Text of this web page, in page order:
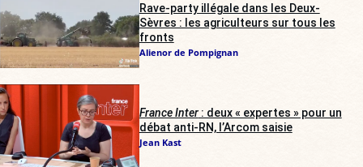
Rave-party illégale dans les Deux-
Sèvres : les agriculteurs sur tous les
fronts
Alienor de Pompignan
France Inter: deux « expertes » pour un
débat anti-RN, l’Arcom saisie
Jean Kast